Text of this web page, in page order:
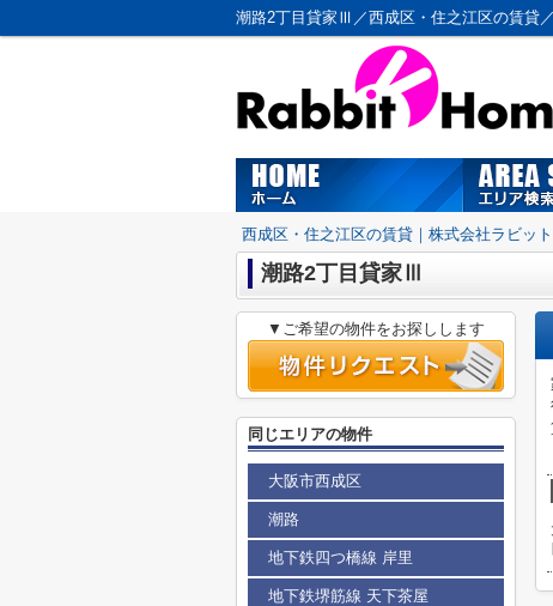
潮路2丁目貸家Ⅲ／西成区・住之江区の賃貸
西成区・住之江区の賃貸｜株式会社ラビッ
潮路2丁目貸家Ⅲ
▼ご希望の物件をお探しします
同じエリアの物件
大阪市西成区
潮路
地下鉄四つ橋線 岸里
地下鉄堺筋線 天下茶屋